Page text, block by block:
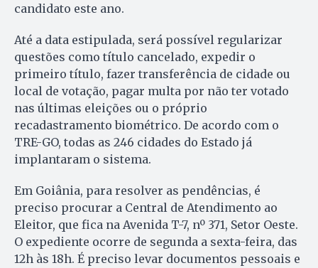
candidato este ano.
Até a data estipulada, será possível regularizar
questões como título cancelado, expedir o
primeiro título, fazer transferência de cidade ou
local de votação, pagar multa por não ter votado
nas últimas eleições ou o próprio
recadastramento biométrico. De acordo com o
TRE-GO, todas as 246 cidades do Estado já
implantaram o sistema.
Em Goiânia, para resolver as pendências, é
preciso procurar a Central de Atendimento ao
Eleitor, que fica na Avenida T-7, nº 371, Setor Oeste.
O expediente ocorre de se­gunda a sexta-feira, das
12h às 18h. É preciso levar documentos pessoais e